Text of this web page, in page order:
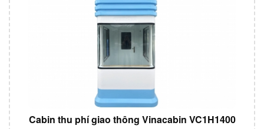
Cabin thu phí giao thông Vinacabin VC1H1400